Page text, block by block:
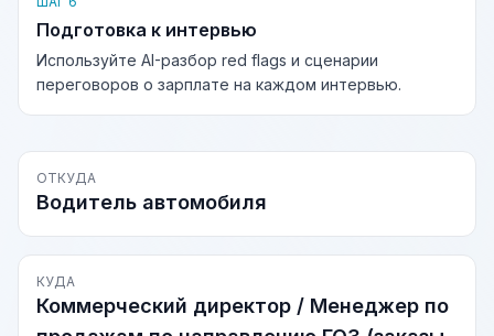
Подготовка к интервью
Используйте AI-разбор red flags и сценарии
переговоров о зарплате на каждом интервью.
ОТКУДА
Водитель автомобиля
КУДА
Коммерческий директор / Менеджер по